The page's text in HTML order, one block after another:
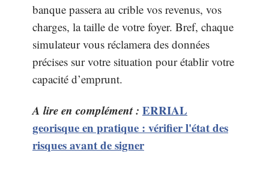
banque passera au crible vos revenus, vos
charges, la taille de votre foyer. Bref, chaque
simulateur vous réclamera des données
précises sur votre situation pour établir votre
capacité d’emprunt.
A lire en complément : ERRIAL
georisque en pratique : vérifier l'état des
risques avant de signer